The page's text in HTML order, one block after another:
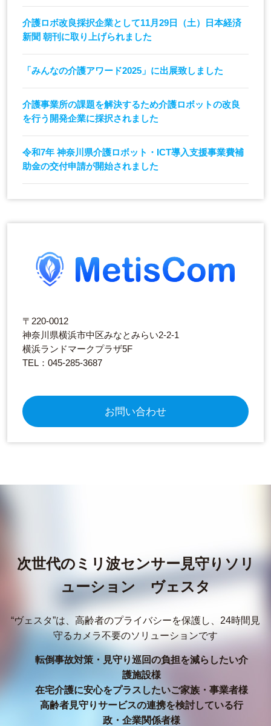
介護ロボ改良採択企業として11月29日（土）日本経済
新聞 朝刊に取り上げられました
「みんなの介護アワード2025」に出展致しました
介護事業所の課題を解決するため介護ロボットの改良
を行う開発企業に採択されました
令和7年 神奈川県介護ロボット・ICT導入支援事業費補
助金の交付申請が開始されました
〒220-0012
神奈川県横浜市中区みなとみらい2-2-1
横浜ランドマークプラザ5F
TEL：045-285-3687
お問い合わせ
次世代のミリ波センサー見守りソリ
ューション ヴェスタ
“ヴェスタ”は、高齢者のプライバシーを保護し、24時間見
守るカメラ不要のソリューションです
転倒事故対策・見守り巡回の負担を減らしたい介
護施設様
在宅介護に安心をプラスしたいご家族・事業者様
高齢者見守りサービスの連携を検討している行
政・企業関係者様